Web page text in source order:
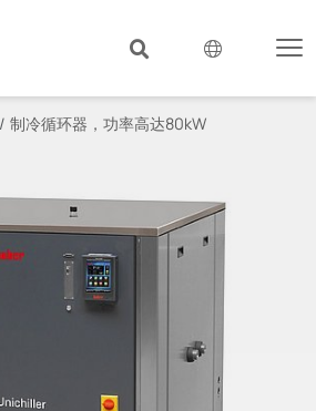
制冷循环器，功率高达80kW